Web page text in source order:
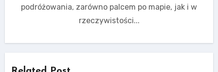
podróżowania, zarówno palcem po mapie, jak i w
rzeczywistości...